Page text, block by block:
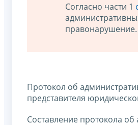
Согласно части 1
правонарушение.
Протокол об
представителя
Составление протокола